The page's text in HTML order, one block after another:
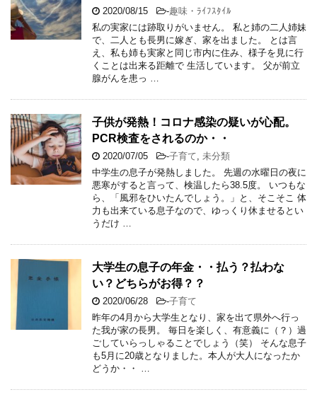
2020/08/15 -趣味・ﾗｲﾌｽﾀｲﾙ
私の実家には跡取りがいません。 私と姉の二人姉妹
で、二人とも長男に嫁ぎ、家を出ました。 とは言
え、私も姉も実家と同じ市内に住み、様子を見に行
くことは出来る距離で 生活しています。 父が前立
腺がんを患っ …
子供が発熱！コロナ感染の疑いが心配。
PCR検査をされるのか・・
2020/07/05 -子育て
未分類
中学生の息子が発熱しました。 先週の水曜日の夜に
悪寒がすると言って、検温したら38.5度。 いつもな
ら、「風邪をひいたんでしょう。」と、そこそこ 体
力も出来ている息子なので、ゆっくり休ませるとい
うだけ …
大学生の息子の年金・・払う？払わな
い？どちらがお得？？
2020/06/28 -子育て
昨年の4月から大学生となり、家を出て県外へ行っ
た我が家の長男。 毎日を楽しく、有意義に（？）過
ごしていらっしゃることでしょう（笑） そんな息子
も5月に20歳となりました。本人が大人になったか
どうか・・ …